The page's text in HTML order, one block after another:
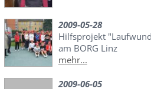
2009-05-28
Hilfsprojekt
am BORG Linz
mehr...
2009-06-05